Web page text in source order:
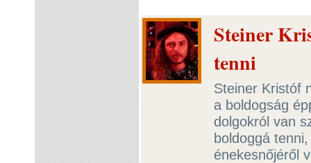
Steiner
tenni
Steiner Kristóf
a boldogság
dolgokról van
boldoggá
énekesnőjéről